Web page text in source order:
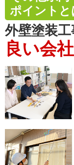
ポイントと
外壁塗装
良い会